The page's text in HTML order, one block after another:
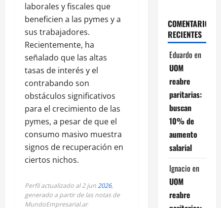
laborales y fiscales que
beneficien a las pymes y a
sus trabajadores.
Recientemente, ha
señalado que las altas
tasas de interés y el
contrabando son
obstáculos significativos
para el crecimiento de las
pymes, a pesar de que el
consumo masivo muestra
signos de recuperación en
ciertos nichos.
Perfil actualizado al 2 jun2026,
generado a partir de las notas de
MundoEmpresarial.ar
COMENTARIOS
RECIENTES
Eduardo en
UOM
reabre
paritarias:
buscan
10% de
aumento
salarial
Ignacio en
UOM
reabre